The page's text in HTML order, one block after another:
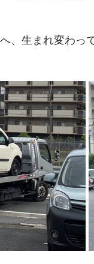
、生まれ変わっ